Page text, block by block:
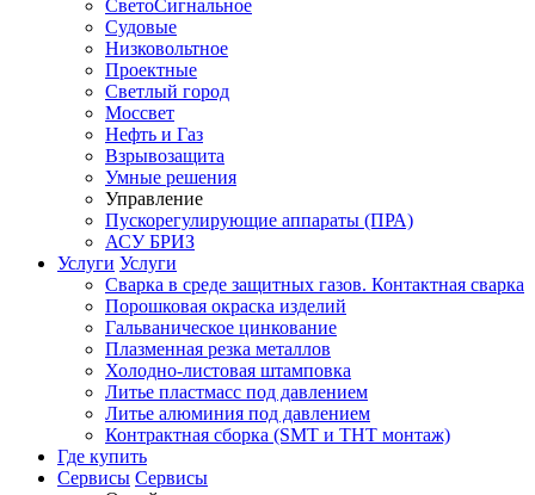
СветоСигнальное
Судовые
Низковольтное
Проектные
Светлый город
Моссвет
Нефть и Газ
Взрывозащита
Умные решения
Управление
Пускорегулирующие аппараты (ПРА)
АСУ БРИЗ
Услуги Услуги
Сварка в среде защитных газов. Контактная сварка
Порошковая окраска изделий
Гальваническое цинкование
Плазменная резка металлов
Холодно-листовая штамповка
Литье пластмасс под давлением
Литье алюминия под давлением
Контрактная сборка (SMT и THT монтаж)
Где купить
Сервисы Сервисы